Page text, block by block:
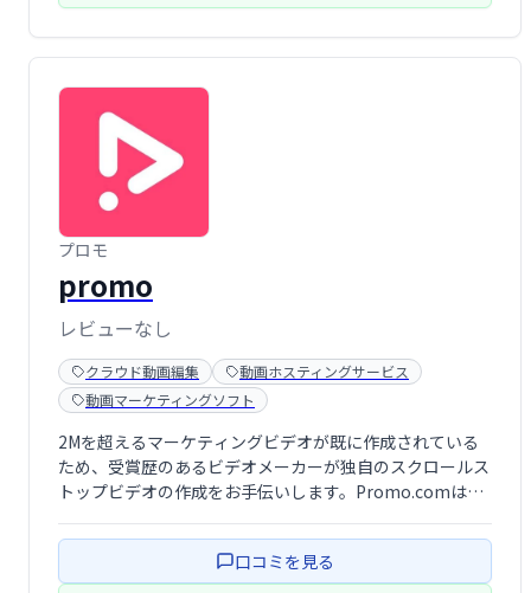
プロモ
promo
レビューなし
クラウド動画編集
動画ホスティングサービス
動画マーケティングソフト
2Mを超えるマーケティングビデオが既に作成されている
ため、受賞歴のあるビデオメーカーが独自のスクロールス
トップビデオの作成をお手伝いします。Promo.comは、
なすべてを提供します。
口コミを見る